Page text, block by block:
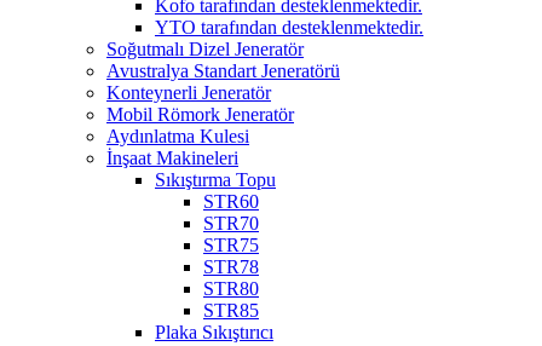
Kofo tarafından desteklenmektedir.
YTO tarafından desteklenmektedir.
Soğutmalı Dizel Jeneratör
Avustralya Standart Jeneratörü
Konteynerli Jeneratör
Mobil Römork Jeneratör
Aydınlatma Kulesi
İnşaat Makineleri
Sıkıştırma Topu
STR60
STR70
STR75
STR78
STR80
STR85
Plaka Sıkıştırıcı